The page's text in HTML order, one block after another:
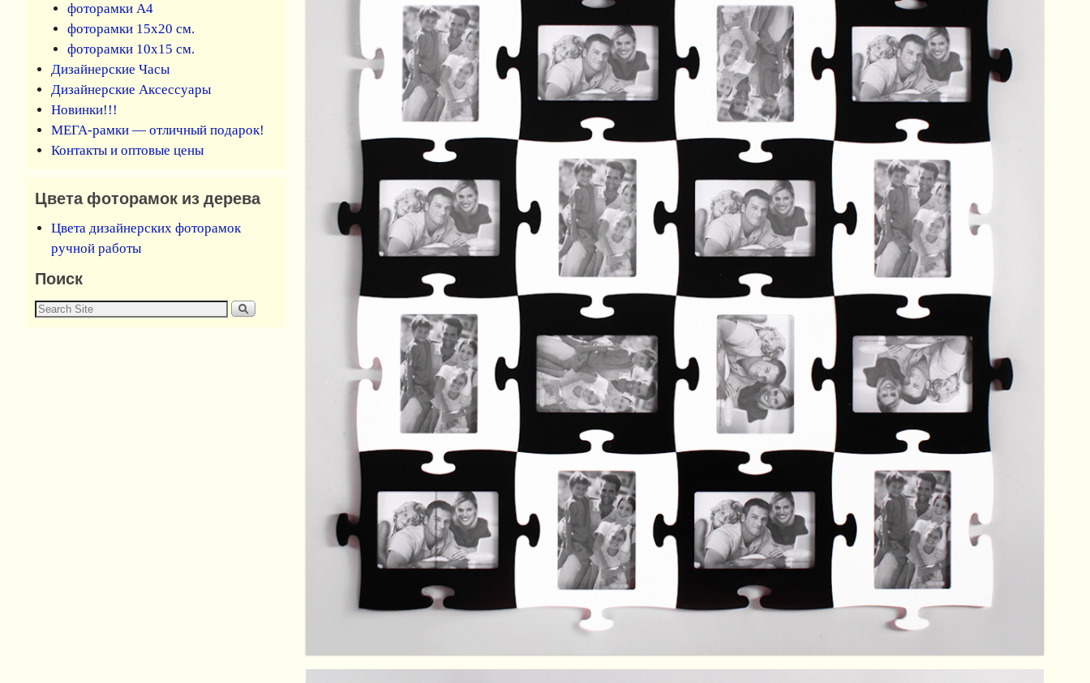
фоторамки А4
фоторамки 15х20 см.
фоторамки 10х15 см.
Дизайнерские Часы
Дизайнерские Аксессуары
Новинки!!!
МЕГА-рамки — отличный подарок!
Контакты и оптовые цены
Цвета фоторамок из дерева
Цвета дизайнерских фоторамок
ручной работы
Поиск